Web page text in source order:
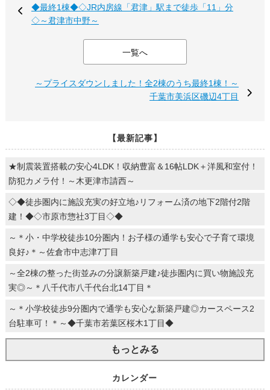
◆最終1棟◆◇JR内房線「君津」駅まで徒歩「11」分
◇～君津市中野～
一覧へ
～プライスダウンしました！全2棟のうち最終1棟！～
千葉市美浜区磯辺4丁目
【最新記事】
★制震装置搭載の安心4LDK！収納豊富＆16帖LDK＋洋風和室付！
防犯カメラ付！～木更津市請西～
◇◆徒歩圏内に施設充実の好立地♪リフォーム済の地下2階付2階
建！◆◇市原市惣社3丁目◇◆
～＊小・中学校徒歩10分圏内！お子様の通学も安心で子育て環境
良好♪＊～佐倉市中志津7丁目
～全2棟の整った街並みの分譲新築戸建♪徒歩圏内に買い物施設充
実◎～＊八千代市八千代台北14丁目＊
～＊小学校徒歩9分圏内で通学も安心な新築戸建◎カースペース2
台駐車可！＊～◆千葉市若葉区桜木1丁目◆
もっとみる
カレンダー